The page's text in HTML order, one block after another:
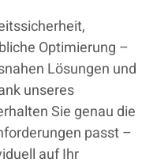
Optimierung –
Lösungen und
unseres
Sie genau die
passt –
auf Ihr